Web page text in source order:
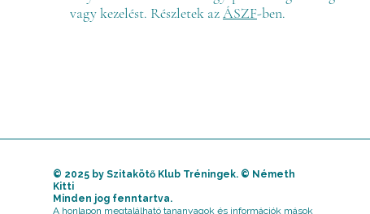
vagy kezelést. Részletek azÁSZF-ben.
© 2025 by Szitakötő Klub Tréningek. © Németh
Kitti
Minden jog fenntartva.
A honlapon megtalálható tananyagok és információk mások